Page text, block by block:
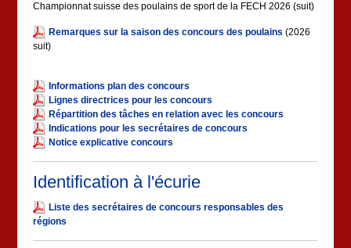
Championnat suisse des poulains de sport de la FECH 2026 (suit)
Remarques sur la saison des concours des poulains (2026
suit)
Informations plan des concours
Lignes directrices pour les concours
Répartition des tâches en relation avec les concours
Indications pour les secrétaires de concours
Notice explicative concours
Identification à l'écurie
Liste des secrétaires de concours responsables des
régions